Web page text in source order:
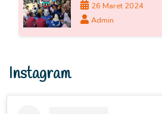
26 Maret 2024
Admin
Instagram